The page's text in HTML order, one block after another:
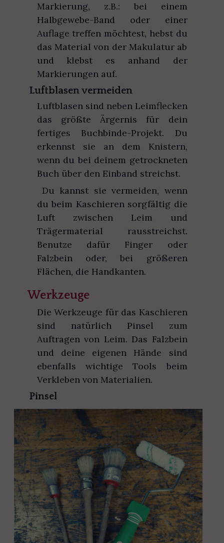
Markierung, z.B.: bei einem
Halbgewebe-Band oder einer
Auflage treffen möchtest, hebst du
das Material von der Makulatur ab
und klebst es anhand der
Markierungen auf.
Luftblasen vermeiden
Luftblasen sind neben Leimflecken
das größte Ärgernis für dein
fertiges Buchbinde-Projekt. Du
erkennst sie an dem Knistern,
wenn du bei deinem getrockneten
Buch über den Einband streichst.
Du kannst sie vermeiden, wenn
du beim Kaschieren sorgfältig die
Luft zwischen Leim und
Trägermaterial rausstreichst.
Benutze dafür Finger oder
Falzbein oder, bei größeren
Flächen, die Handkanten.
Werkzeuge
Die Werkzeuge für das Kaschieren
sind natürlich Pinsel zum
Auftragen von Leim. Das Falzbein
und deine eigenen Hände sind
ebenfalls wichtige Tools beim
Verkleben von Materialien.
Pinsel